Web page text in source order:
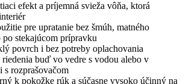
efekt a príjemná svieža vôňa, ktorá
pre upratanie bez šmúh, matného
po stekajúcom prípravku
povrch i bez potreby oplachovania
riedenia buď vo vedre s vodou alebo v
rozprašovačom
k pokožke rúk a súčasne vysoko účinný na